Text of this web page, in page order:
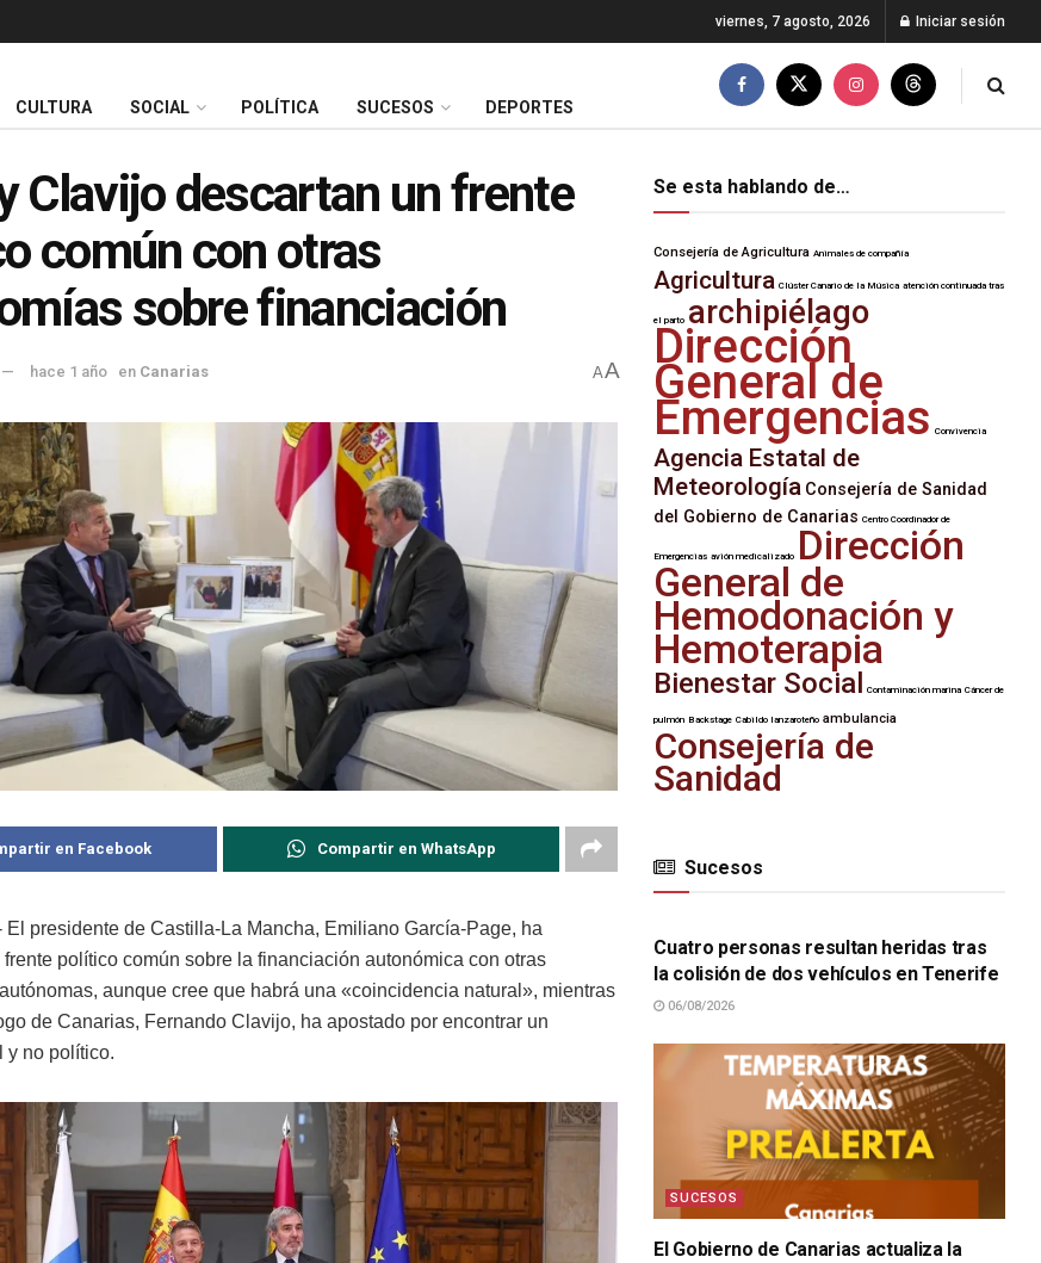
viernes, 7 agosto, 2026 Iniciar sesión
CULTURA SOCIAL POLÍTICA SUCESOS DEPORTES
Clavijo descartan un frente
común con otras
sobre financiación
hace 1 año en Canarias AA
en Facebook Compartir en WhatsApp
El presidente de Castilla-La Mancha, Emiliano García-Page, ha
político común sobre la financiación autonómica con otras
aunque cree que habrá una «coincidencia natural», mientras
de Canarias, Fernando Clavijo, ha apostado por encontrar un
y no político.
Se esta hablando de…
Consejería de Agricultura Animales de compañía
Agricultura Clúster Canario de la Música atención continuada tras
el parto archipiélago
Dirección
General de
Emergencias Convivencia
Agencia Estatal de
Meteorología Consejería de Sanidad
del Gobierno de Canarias Centro Coordinador de
Emergencias avión medicalizado Dirección
General de
Hemodonación y
Hemoterapia
Bienestar Social Contaminación marina Cáncer de
pulmón Backstage Cabildo lanzaroteño ambulancia
Consejería de
Sanidad
Sucesos
SUCESOS
Cuatro personas resultan heridas tras
la colisión de dos vehículos en Tenerife
06/08/2026
SUCESOS
El Gobierno de Canarias actualiza la